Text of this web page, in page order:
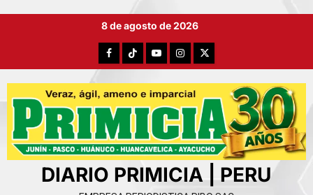
8 de agosto de 2026
FacebookTikTokYouTubeInstagram
X
DIARIO PRIMICIA | PERU